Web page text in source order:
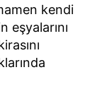
alan panel
detaylı bilgi
kendi
eşyalarını